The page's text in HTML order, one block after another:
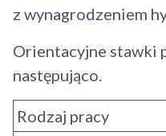
z wynagrodzeniem
Orientacyjne stawki
następująco.
Rodzaj pracy